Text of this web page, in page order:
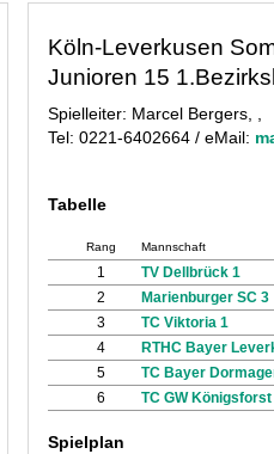
Köln-Leverkusen
Junioren 15
Spielleiter: Marcel Bergers, ,
Tel: 0221-6402664 / eMail:
Tabelle
Rang Mannschaft
1
TV Dellbrück 1
2
Marienburger SC 3
3
TC Viktoria 1
4
RTHC Bayer
5
TC Bayer
6
TC GW Königsforst
Spielplan